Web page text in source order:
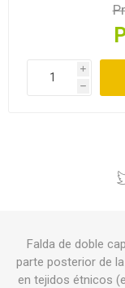
i
h
Falda de doble
parte posterior de
en tejidos étnicos